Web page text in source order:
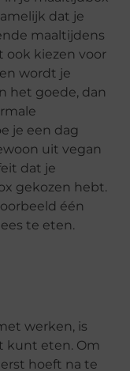
dat je
maaltijdens
ook kiezen voor
en wordt je
het goede, dan
je een dag
uit vegan
dat je
gekozen hebt.
één
te eten.
werken, is
kunt eten. Om
hoeft na te